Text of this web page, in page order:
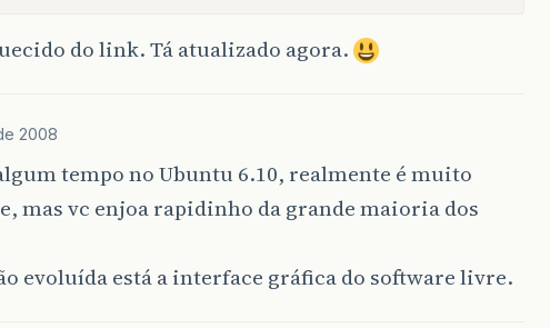
do link. Tá atualizado agora.
2008
tempo no Ubuntu 6.10, realmente é muito
mas vc enjoa rapidinho da grande maioria dos
evoluída está a interface gráfica do software livre.